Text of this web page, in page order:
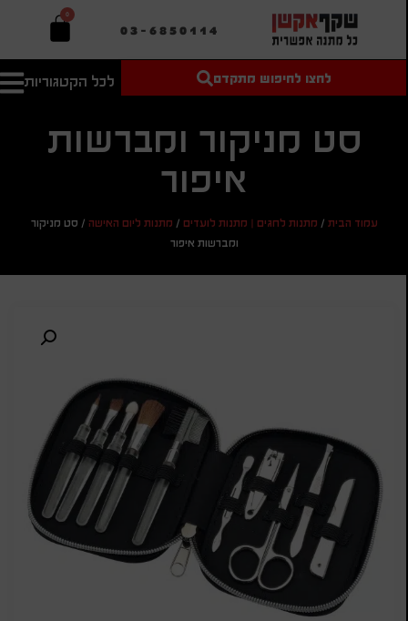
03-6850114
0
לכל הקטגוריות
טקסט חופשי
מחיר מיני'
אישית
לחצו לחיפוש מתקדם
סט מניקור ומברשות
איפור
עמוד הבית/ מתנות לחגים | מתנות לועדים/ מתנות ליום האישה/ סט מניקור
ומברשות איפור